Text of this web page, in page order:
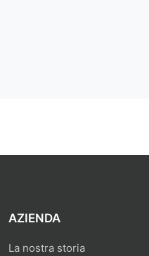
AZIENDA
La nostra storia